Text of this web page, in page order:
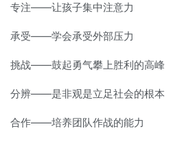
专注——让孩子集中注意力
承受——学会承受外部压力
挑战——鼓起勇气攀上胜利的高峰
分辨——是非观是立足社会的根本
合作——培养团队作战的能力